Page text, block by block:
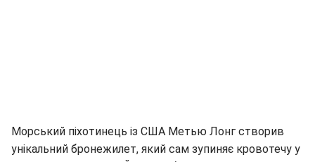
Морський піхотинець із США Метью Лонг створив
унікальний бронежилет, який сам зупиняє кровотечу у